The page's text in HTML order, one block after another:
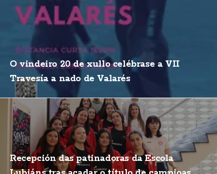
O vindeiro 20 de xullo celébrase a VII
Travesía a nado de Valarés
Recepción das patinadoras da Escola